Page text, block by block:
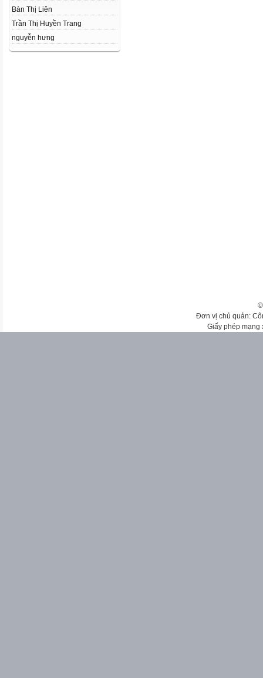
Bàn Thị Liên
Trần Thị Huyền Trang
nguyễn hưng
Đơn vị chủ quản:
Giấy phép mạng